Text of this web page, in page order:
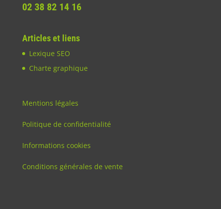
02 38 82 14 16
Articles et liens
Lexique SEO
Charte graphique
Mentions légales
Politique de confidentialité
Informations cookies
Conditions générales de vente